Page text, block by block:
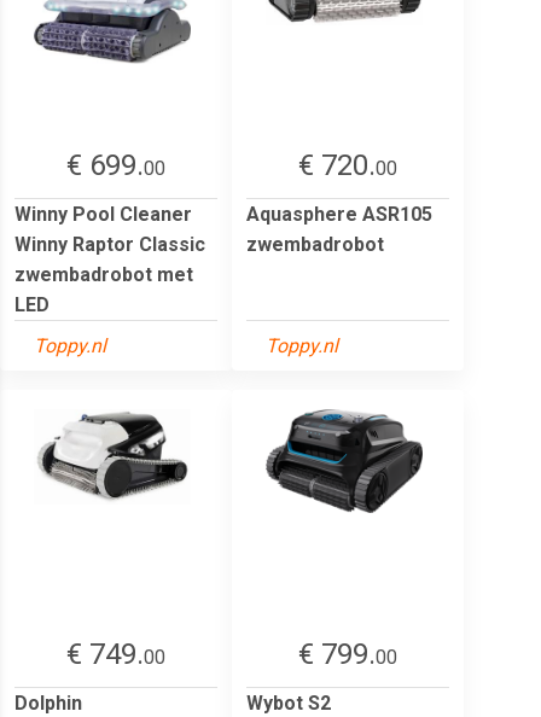
€ 699.00
Winny Pool Cleaner
Winny Raptor Classic
zwembadrobot met
LED
Toppy.nl
€ 720.00
Aquasphere ASR105
zwembadrobot
Toppy.nl
€ 749.00
Dolphin
€ 799.00
Wybot S2